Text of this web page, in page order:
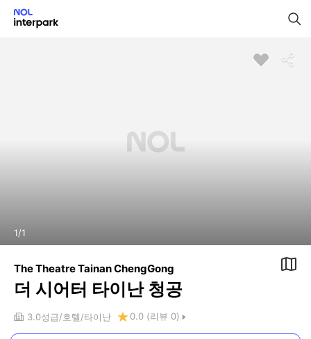
1/1
The Theatre Tainan ChengGong
더 시어터 타이난 청공
3.0성급 호텔 타이난 0.0 (리뷰 0)